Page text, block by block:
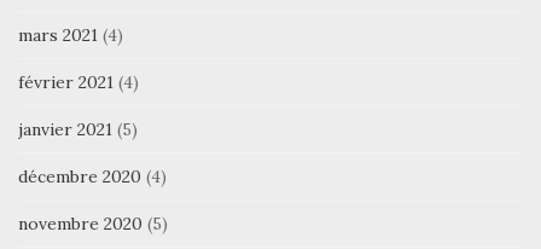
mars 2021 (4)
février 2021 (4)
janvier 2021 (5)
décembre 2020 (4)
novembre 2020 (5)